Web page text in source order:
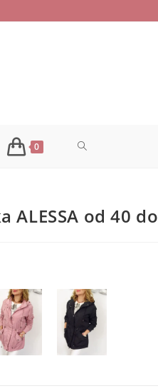
0 TOGGLE
od 40